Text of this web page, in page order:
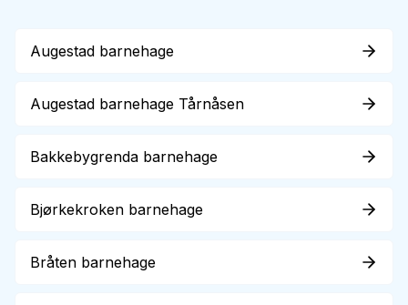
Augestad barnehage
Augestad barnehage Tårnåsen
Bakkebygrenda barnehage
Bjørkekroken barnehage
Bråten barnehage